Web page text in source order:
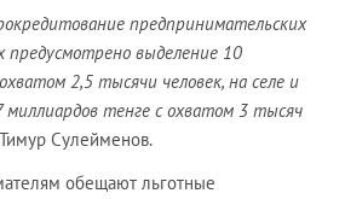
предпринимательских
предусмотрено выделение 10
2,5 тысячи человек, на селе и
миллиардов тенге с охватом 3 тысяч
Сулейменов.
обещают льготные